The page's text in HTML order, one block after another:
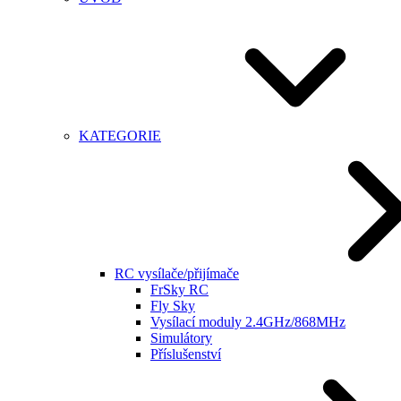
KATEGORIE
RC vysílače/přijímače
FrSky RC
Fly Sky
Vysílací moduly 2.4GHz/868MHz
Simulátory
Příslušenství